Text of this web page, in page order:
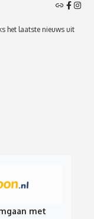
het laatste nieuws uit
met